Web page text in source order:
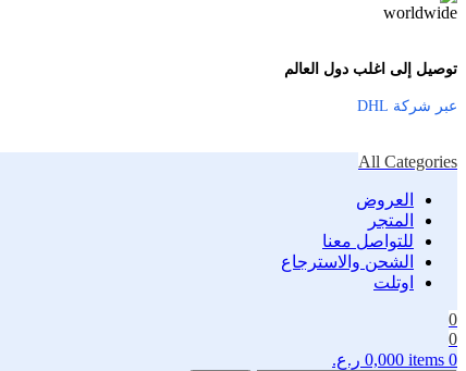
توصيل إلى اغلب دول العالم
عبر شركة DHL
All Categories
العروض
المتجر
للتواصل معنا
الشحن والاسترجاع
اوتلت
0
0
0
items
0,000 ر.ع.